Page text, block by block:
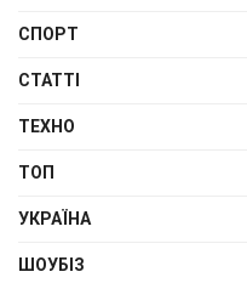
СПОРТ
СТАТТІ
ТЕХНО
ТОП
УКРАЇНА
ШОУБІЗ